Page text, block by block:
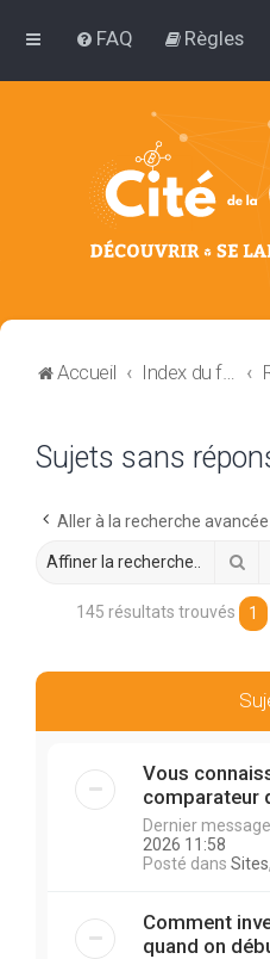
FAQ Règles
Accueil Index du forum
Sujets sans
Aller à la recherche avancée
145 résultats trouvés 1
Vous
comparateur
Dernier
2026 11:58
Posté dans
Comment
quand on